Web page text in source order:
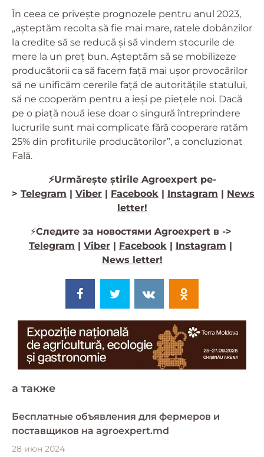
În ceea ce privește prognozele pentru anul 2023,
„așteptăm recolta să fie mai mare, ratele dobânzilor
la credite să se reducă și să vindem stocurile de
mere la un preț bun. Așteptăm să se mobilizeze
producătorii ca să facem față mai ușor provocărilor
să ne unificăm cererile față de autoritățile statului,
să ne cooperăm pentru a ieși pe piețele noi. Dacă
pe o piață nouă iese doar o singură întreprindere
lucrurile sunt mai complicate fără cooperare ratăm
25% din profiturile producătorilor”, a concluzionat
Fală.
⚡️Urmărește știrile Agroexpert pe-
> Telegram | Viber | Facebook | Instagram | News
letter!
⚡️Следите за новостями Agroexpert в ->
Telegram | Viber | Facebook | Instagram |
News letter!
a также
Бесплатные объявления для фермеров и
поставщиков на agroexpert.md
28 июн 2024